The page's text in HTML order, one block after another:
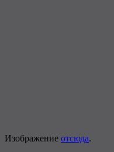
Изображение отсюда.